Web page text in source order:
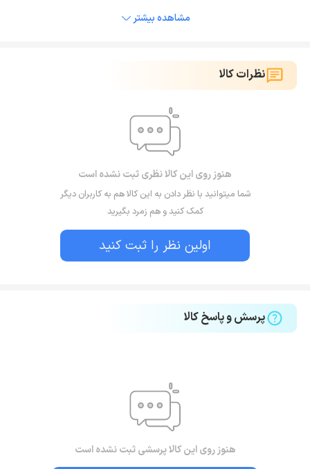
مشاهده بیشتر
نظرات کالا
هنوز روی این کالا نظری ثبت نشده است
شما میتوانید با نظر دادن به این کالا هم به کاربران دیگر
کمک کنید و هم زمرد بگیرید
اولین نظر را ثبت کنید
پرسش و پاسخ کالا
هنوز روی این کالا پرسشی ثبت نشده است